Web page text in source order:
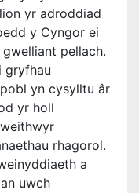
yr adroddiad
y Cyngor ei
gwelliant pellach.
gryfhau
yn cysylltu âr
yr holl
rhagorol.
a
uwch